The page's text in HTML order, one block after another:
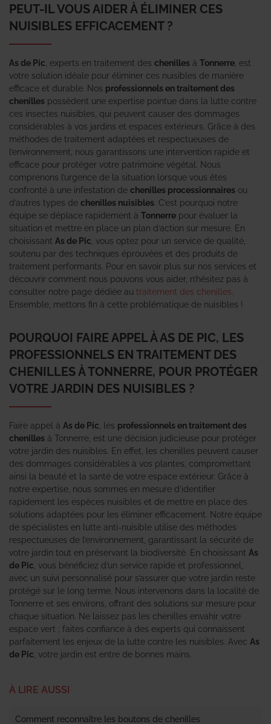
PEUT-IL VOUS AIDER À ÉLIMINER CES
NUISIBLES EFFICACEMENT ?
As de Pic , experts en traitement des chenilles à Tonnerre , est
votre solution idéale pour éliminer ces nuisibles de manière
efficace et durable. Nos professionnels en traitement des
chenilles possèdent une expertise pointue dans la lutte contre
ces insectes nuisibles, qui peuvent causer des dommages
considérables à vos jardins et espaces extérieurs. Grâce à des
méthodes de traitement adaptées et respectueuses de
l’environnement, nous garantissons une intervention rapide et
efficace pour protéger votre patrimoine végétal. Nous
comprenons l’urgence de la situation lorsque vous êtes
confronté à une infestation de chenilles processionnaires ou
d’autres types de chenilles nuisibles . C’est pourquoi notre
équipe se déplace rapidement à Tonnerre pour évaluer la
situation et mettre en place un plan d’action sur mesure. En
choisissant As de Pic , vous optez pour un service de qualité,
soutenu par des techniques éprouvées et des produits de
traitement performants. Pour en savoir plus sur nos services et
découvrir comment nous pouvons vous aider, n’hésitez pas à
consulter notre page dédiée au traitement des chenilles
Ensemble, mettons fin à cette problématique de nuisibles !
POURQUOI FAIRE APPEL À AS DE PIC, LES
PROFESSIONNELS EN TRAITEMENT DES
CHENILLES À TONNERRE, POUR PROTÉGER
VOTRE JARDIN DES NUISIBLES ?
Faire appel à As de Pic , les professionnels en traitement des
chenilles à Tonnerre, est une décision judicieuse pour protéger
votre jardin des nuisibles. En effet, les chenilles peuvent causer
des dommages considérables à vos plantes, compromettant
ainsi la beauté et la santé de votre espace extérieur. Grâce à
notre expertise, nous sommes en mesure d’identifier
rapidement les espèces nuisibles et de mettre en place des
solutions adaptées pour les éliminer efficacement. Notre équipe
de spécialistes en lutte anti-nuisible utilise des méthodes
respectueuses de l’environnement, garantissant la sécurité de
votre jardin tout en préservant la biodiversité. En choisissant As
de Pic , vous bénéficiez d’un service rapide et professionnel,
avec un suivi personnalisé pour s’assurer que votre jardin reste
protégé sur le long terme. Nous intervenons dans la localité de
Tonnerre et ses environs, offrant des solutions sur mesure pour
chaque situation. Ne laissez pas les chenilles envahir votre
espace vert ; faites confiance à des experts qui connaissent
parfaitement les enjeux de la lutte contre les nuisibles. Avec As
de Pic , votre jardin est entre de bonnes mains.
À LIRE AUSSI
Comment reconnaître les boutons de chenilles